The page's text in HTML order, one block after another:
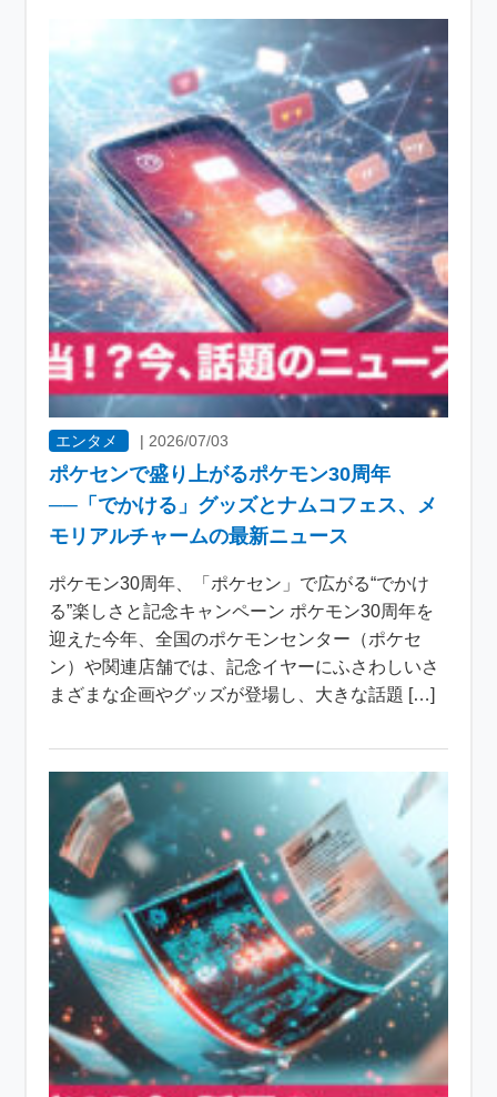
エンタメ |2026/07/03
ポケセンで盛り上がるポケモン30周年
──「でかける」グッズとナムコフェス、メ
モリアルチャームの最新ニュース
ポケモン30周年、「ポケセン」で広がる“でかけ
る”楽しさと記念キャンペーン ポケモン30周年を
迎えた今年、全国のポケモンセンター（ポケセ
ン）や関連店舗では、記念イヤーにふさわしいさ
まざまな企画やグッズが登場し、大きな話題 […]